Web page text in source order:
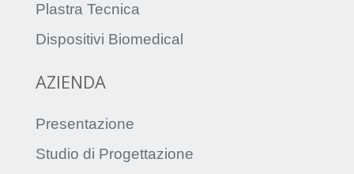
Plastra Tecnica
Dispositivi Biomedical
AZIENDA
Presentazione
Studio di Progettazione